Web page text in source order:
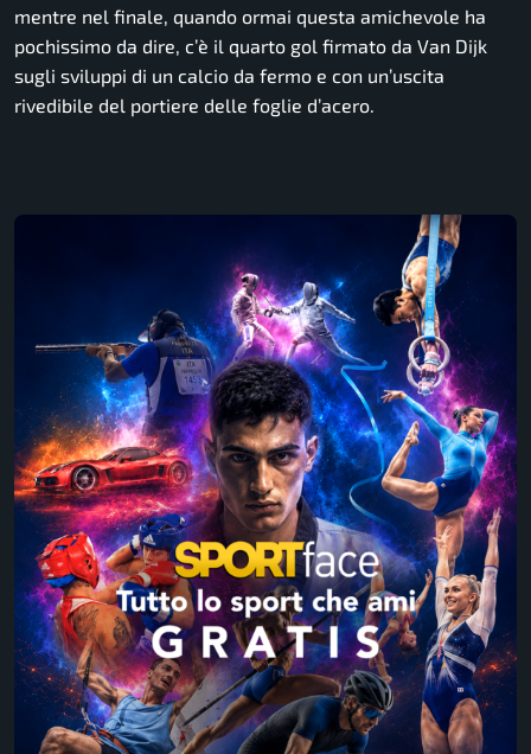
mentre nel finale, quando ormai questa amichevole ha
pochissimo da dire, c’è il quarto gol firmato da Van Dijk
sugli sviluppi di un calcio da fermo e con un’uscita
rivedibile del portiere delle foglie d’acero.